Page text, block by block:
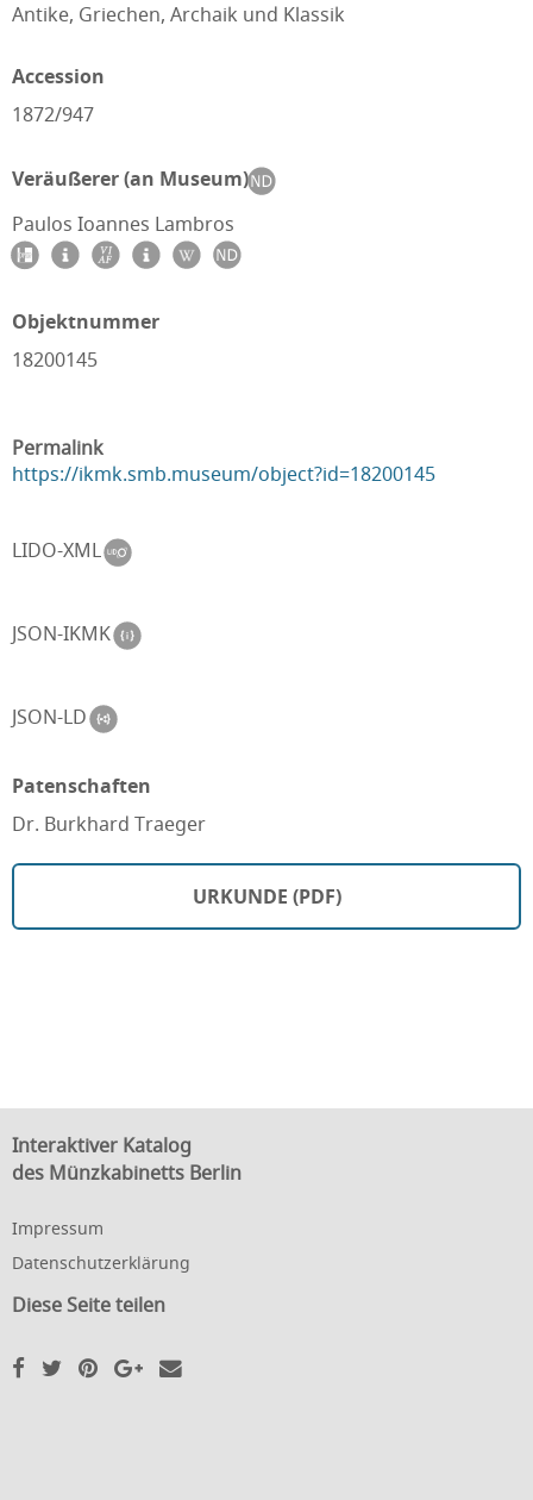
Antike, Griechen, Archaik und Klassik
Accession
1872/947
Veräußerer (an Museum)
Paulos Ioannes Lambros
Objektnummer
18200145
Permalink
https://ikmk.smb.museum/object?id=18200145
LIDO-XML
JSON-IKMK
JSON-LD
Patenschaften
Dr. Burkhard Traeger
URKUNDE (PDF)
Interaktiver Katalog
des Münzkabinetts Berlin
Impressum
Datenschutzerklärung
Diese Seite teilen